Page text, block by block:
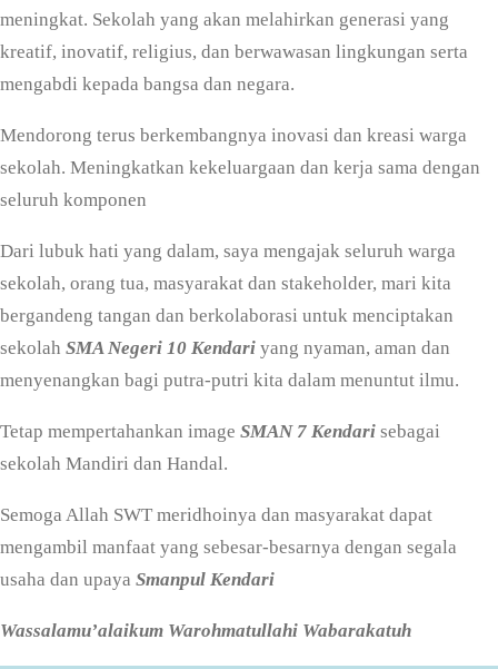
meningkat. Sekolah yang akan melahirkan generasi yang
kreatif, inovatif, religius, dan berwawasan lingkungan serta
mengabdi kepada bangsa dan negara.
Mendorong terus berkembangnya inovasi dan kreasi warga
sekolah. Meningkatkan kekeluargaan dan kerja sama dengan
seluruh komponen
Dari lubuk hati yang dalam, saya mengajak seluruh warga
sekolah, orang tua, masyarakat dan stakeholder, mari kita
bergandeng tangan dan berkolaborasi untuk menciptakan
sekolah SMA Negeri 10 Kendari yang nyaman, aman dan
menyenangkan bagi putra-putri kita dalam menuntut ilmu.
Tetap mempertahankan image SMAN 7 Kendari sebagai
sekolah Mandiri dan Handal.
Semoga Allah SWT meridhoinya dan masyarakat dapat
mengambil manfaat yang sebesar-besarnya dengan segala
usaha dan upaya Smanpul Kendari
Wassalamu’alaikum Warohmatullahi Wabarakatuh